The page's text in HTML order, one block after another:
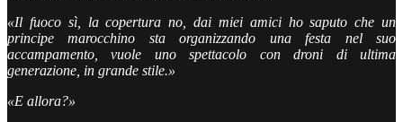
«Il fuoco sì, la copertura no, dai miei amici ho saputo che un
principe marocchino sta organizzando una festa nel suo
accampamento, vuole uno spettacolo con droni di ultima
generazione, in grande stile.»
«E allora?»